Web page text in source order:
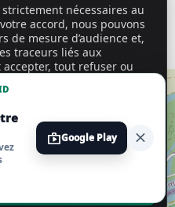
shopGoogle Play close
nécessaires au
accord, nous pouvons
de mesure d’audience et,
traceurs liés aux
tout refuser ou